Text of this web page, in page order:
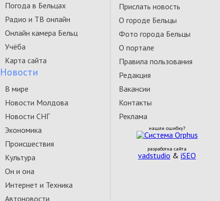
Погода в Бельцах
Радио и ТВ онлайн
Онлайн камера Бельц
Учёба
Карта сайта
Новости
В мире
Новости Молдова
Новости СНГ
Экономика
Происшествия
Культура
Он и она
Интернет и Техника
Автоновости
Прислать новость
О городе Бельцы
Фото города Бельцы
О портале
Правила пользования
Редакция
Вакансии
Контакты
Реклама
нашли ошибку?
разработка сайта
vadstudio & iSEO